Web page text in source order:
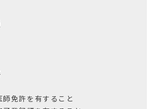
免許を有すること